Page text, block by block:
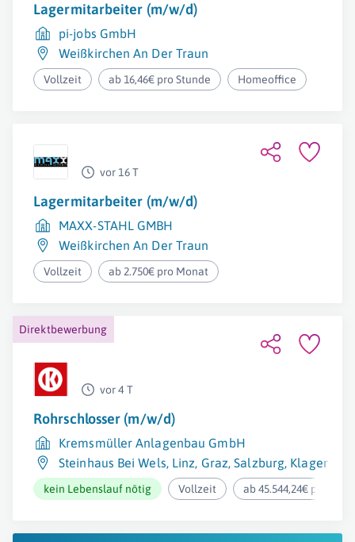
Lagermitarbeiter (m/w/d)
pi-jobs GmbH
Weißkirchen An Der Traun
Vollzeit ab 16,46€ pro Stunde Homeoffice
vor 16 T
Lagermitarbeiter (m/w/d)
MAXX-STAHL GMBH
Weißkirchen An Der Traun
Vollzeit ab 2.750€ pro Monat
Direktbewerbung
vor 4 T
Rohrschlosser (m/w/d)
Kremsmüller Anlagenbau GmbH
Steinhaus Bei Wels, Linz, Graz,Salzburg, Klagenfurt
kein Lebenslauf nötig Vollzeit ab 45.544,24€ pro Jahr